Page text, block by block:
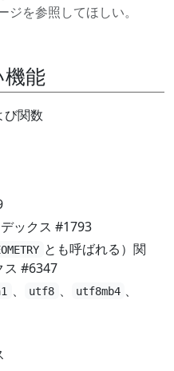
を参照してほしい。
能
び関数
ックス #1793
とも呼ばれる）関
ス #6347
、 utf8 、 utf8mb4 、